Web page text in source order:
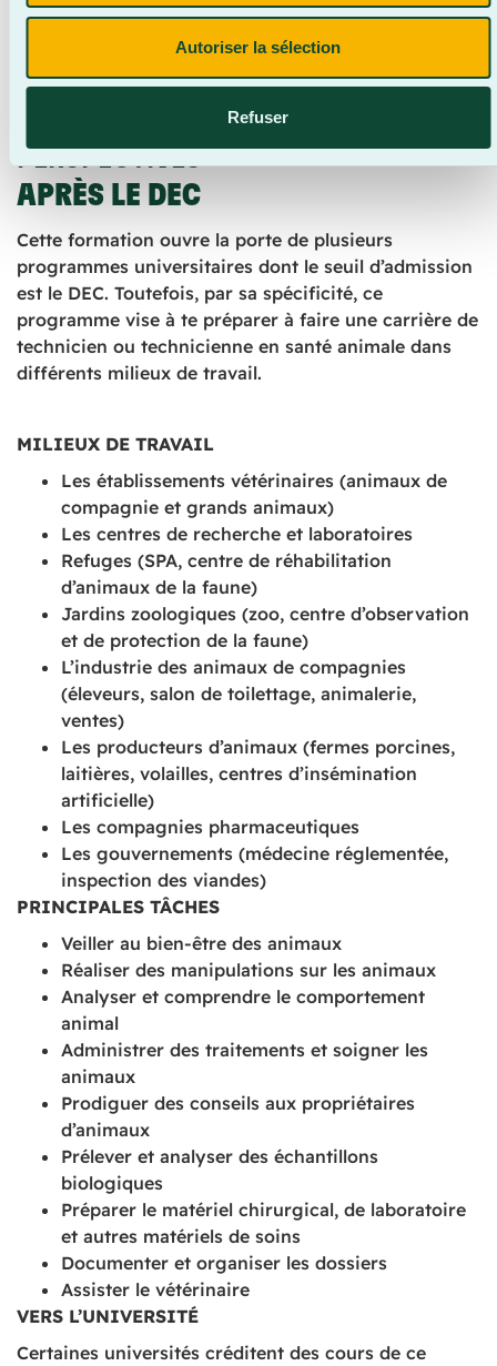
Autoriser la sélection
Refuser
recommandée);
PERSPECTIVES
APRÈS LE DEC
Cette formation ouvre la porte de plusieurs
programmes universitaires dont le seuil d’admission
est le DEC. Toutefois, par sa spécificité, ce
programme vise à te préparer à faire une carrière de
technicien ou technicienne en santé animale dans
différents milieux de travail.
MILIEUX DE TRAVAIL
Les établissements vétérinaires (animaux de
compagnie et grands animaux)
Les centres de recherche et laboratoires
Refuges (SPA, centre de réhabilitation
d’animaux de la faune)
Jardins zoologiques (zoo, centre d’observation
et de protection de la faune)
L’industrie des animaux de compagnies
(éleveurs, salon de toilettage, animalerie,
ventes)
Les producteurs d’animaux (fermes porcines,
laitières, volailles, centres d’insémination
artificielle)
Les compagnies pharmaceutiques
Les gouvernements (médecine réglementée,
inspection des viandes)
PRINCIPALES TÂCHES
Veiller au bien-être des animaux
Réaliser des manipulations sur les animaux
Analyser et comprendre le comportement
animal
Administrer des traitements et soigner les
animaux
Prodiguer des conseils aux propriétaires
d’animaux
Prélever et analyser des échantillons
biologiques
Préparer le matériel chirurgical, de laboratoire
et autres matériels de soins
Documenter et organiser les dossiers
Assister le vétérinaire
VERS L’UNIVERSITÉ
Certaines universités créditent des cours de ce